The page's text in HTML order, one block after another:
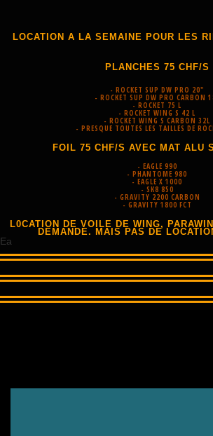
LOCATION A LA SEMAINE POUR LES
PLANCHES 75 CHF/S
- ROCKET SUP DW PRO 20"
- ROCKET SUP DW PRO CARBON
- ROCKET 75 L
- ROCKET WING S 42 L
- ROCKET WING S CARBON 32L
- PRESQUE TOUTES LES TAILLES DE
FOIL 75 CHF/S AVEC MAT ALU
- EAGLE 990
- PHANTOME 980
- EAGLE X 1000
- SK8 850
- GRAVITY 2200 CARBON
- GRAVITY 1800 FCT
L0CATION DE VOILE DE WING,
DEMANDE. MAIS PAS DE
Ea